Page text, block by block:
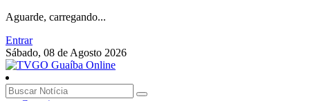
Aguarde, carregando...
Entrar
Sábado, 08 de Agosto 2026